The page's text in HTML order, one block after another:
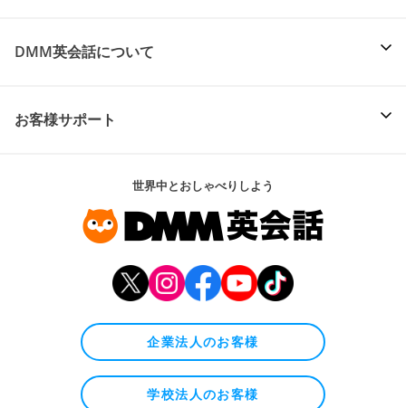
DMM英会話について
お客様サポート
世界中とおしゃべりしよう
企業法人のお客様
学校法人のお客様